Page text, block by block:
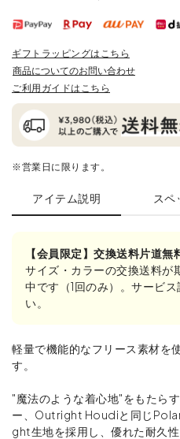
ギフトラッピングはこちら
商品についてのお問い合わせ
ご利用ガイドはこちら
※営業日に限ります。
アイテム説明 スペ
【会員限定】交換送料片道無
サイズ・カラーの交換送料が
中です（1回のみ）。サービス
い。
軽量で機能的なフリース素材を
す。
"魔法のような着心地"をもたら
ー、Outright Houdiと同じ
ght生地を採用し、優れた耐久